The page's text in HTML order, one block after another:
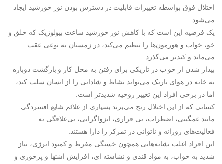
اختلال فوق بواسطه تغییرات قابلیت در دسترس بودن نور خورشید ایجاد
می‌شود.
یک فرضیه این است که با کاهش نور خورشید ساعت بیولوژیک که خلق و
خو، خواب و هورمون‌ها را تنظیم می‌کند، در زمستان به نوعی عقب
می‌ماند و کندتر می‌گذرد.
بیدار شدن از خواب در تاریکی برای رفتن به محل کار و بازگشت دوباره
به خانه در هوای تاریک می‌تواند نشاط و شادابی را از انسان سلب کند،
اما در برخی افراد این تغییر روحیه شدید‌تر است.
کسانی که از این اختلال رنج می‌برند بسیاری از علائم شایع افسردگی
مانند غمگینی، اضطراب، بی قراری، انزواگرایی، بی‌علاقگی به
فعالیت‌های روزانه و ناتوانی در تمرکز را دارا هستند.
این افراد اغلب نشانه‌هایی همچون خستگی مفرط و کمبود انرژی، نیاز
شدید به خواب، به مواد قندی و نشاسته ای، افزایش اشتها و پرخوری و